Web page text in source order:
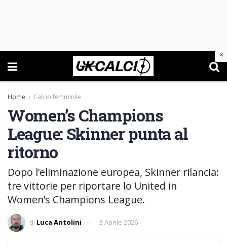
Home Calcio femminile
Women’s Champions
League: Skinner punta al
ritorno
Dopo l’eliminazione europea, Skinner rilancia:
tre vittorie per riportare lo United in
Women’s Champions League.
di Luca Antolini 3 Aprile 2026
×